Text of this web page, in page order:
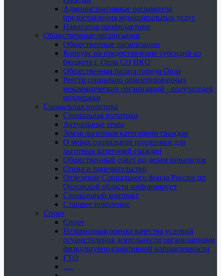
Административные регламенты
предоставления муниципальных услуг
Навигатор профилактики
Общественные организации
Общественные организации
Конкурс на предоставление субсидий из
бюджета г. Орла СО НКО
Общественная палата города Орла
Реестр социально ориентированных
некоммерческих организаций - получателей
поддержки
Социальная политика
Социальная политика
Актуальные темы
Земля льготным категориям граждан
О мерах социальной поддержки для
льготных категорий граждан
Общественный совет по делам инвалидов
Опека и попечительство
Отделение Социального фонда России по
Орловской области информирует
Социальный контракт
Старшее поколение
Спорт
Спорт
Независимая оценка качества условий
осуществления деятельности организациями
физкультурно-спортивной направленности
ГТО
.....